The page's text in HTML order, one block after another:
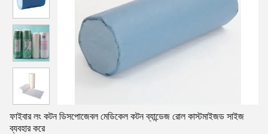
ফাইবার লং কটন ডিসপোজেবল মেডিকেল কটন ব্যান্ডেজ রোল কাস্টমাইজড সাইজ
ব্যবহার করে